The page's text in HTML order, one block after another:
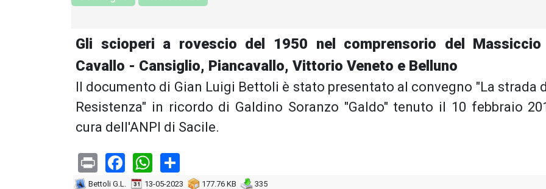
Gli scioperi a rovescio del 1950 nel comprensorio del Massiccio
Cavallo - Cansiglio, Piancavallo, Vittorio Veneto e Belluno
Il documento di Gian Luigi Bettoli è stato presentato al convegno "La strada
Resistenza" in ricordo di Galdino Soranzo "Galdo" tenuto il 10 febbraio
cura dell'ANPI di Sacile.
PrintFacebook
WhatsApp
Bettoli G.L. 13-05-2023 177.76 KB 335